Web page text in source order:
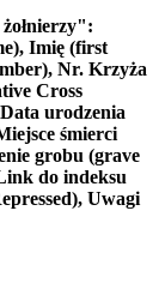
Imię (first
Nr. Krzyża
Cross
urodzenia
śmierci
grobu (grave
do indeksu
Uwagi